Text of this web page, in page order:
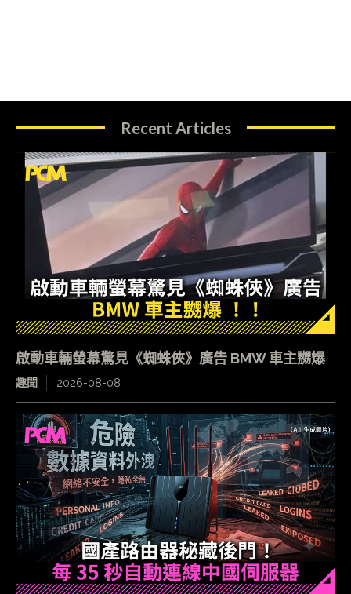
Recent Articles
啟動車輛螢幕驚見《蜘蛛俠》廣告 BMW 車主嬲爆
趣聞 2026-08-08